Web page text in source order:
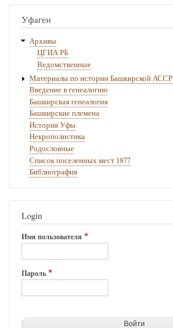
Уфаген
Архивы
ЦГИА РБ
Ведомственные
Материалы по истории Башкирской АССР
Введение в генеалогию
Башкирская генеалогия
Башкирские племена
История Уфы
Некрополистика
Родословные
Список поселенных мест 1877
Библиография
Login
Имя пользователя
Пароль